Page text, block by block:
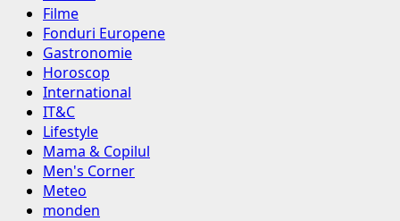
Filme
Fonduri Europene
Gastronomie
Horoscop
International
IT&C
Lifestyle
Mama & Copilul
Men's Corner
Meteo
monden